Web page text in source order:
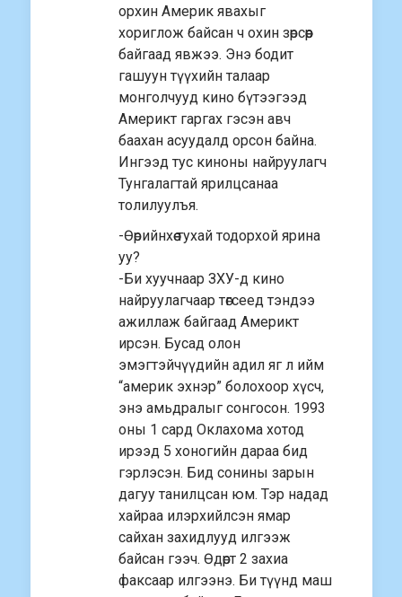
орхин Америк явахыг
хориглож байсан ч охин зөрсөөр
байгаад явжээ. Энэ бодит
гашуун түүхийн талаар
монголчууд кино бүтээгээд
Америкт гаргах гэсэн авч
баахан асуудалд орсон байна.
Ингээд тус киноны найруулагч
Тунгалагтай ярилцсанаа
толилуулъя.
-Өөрийнхөө тухай тодорхой ярина
уу?
-Би хуучнаар ЗХУ-д кино
найруулагчаар төгсеед тэндээ
ажиллаж байгаад Америкт
ирсэн. Бусад олон
эмэгтэйчүүдийн адил яг л ийм
“америк эхнэр” болохоор хүсч,
энэ амьдралыг сонгосон. 1993
оны 1 сард Оклахома хотод
ирээд 5 хоногийн дараа бид
гэрлэсэн. Бид сонины зарын
дагуу танилцсан юм. Тэр надад
хайраа илэрхийлсэн ямар
сайхан захидлууд илгээж
байсан гээч. Өдөрт 2 захиа
факсаар илгээнэ. Би түүнд маш